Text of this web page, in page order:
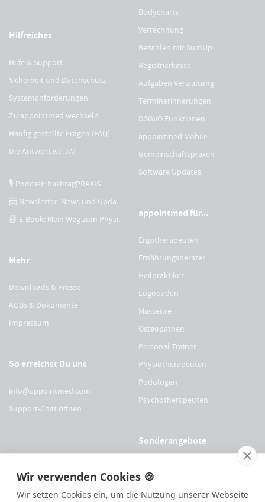
Wir verwenden Cookies 🍪
Wir setzen Cookies ein, um die Nutzung unserer Webseite
Hilfreiches
Hilfe & Support
Sicherheit und Datenschutz
Systemanforderungen
Zu appointmed wechseln
Häufig gestellte Fragen (FAQ)
Die Antwort ist: JA!
🎙 Podcast: hashtagPRAXIS
📨 Newsletter: News und Updates
📘 E-Book: Mein Weg zum Physiotherapeuten
Mehr
Downloads & Presse
AGBs & Dokumente
Impressum
So erreichst Du uns
info@appointmed.com
Support-Chat öffnen
Bodycharts
Verrechnung
Bezahlen mit SumUp
Registrierkasse
Aufgaben Verwaltung
Terminerinnerungen
DSGVO Funktionen
appointmed Mobile
Gemeinschaftspraxen
Software Updates
appointmed für...
Ergotherapeuten
Ernährungsberater
Heilpraktiker
Logopäden
Masseure
Osteopathen
Personal Trainer
Physiotherapeuten
Podologen
Psychotherapeuten
Sonderangebote